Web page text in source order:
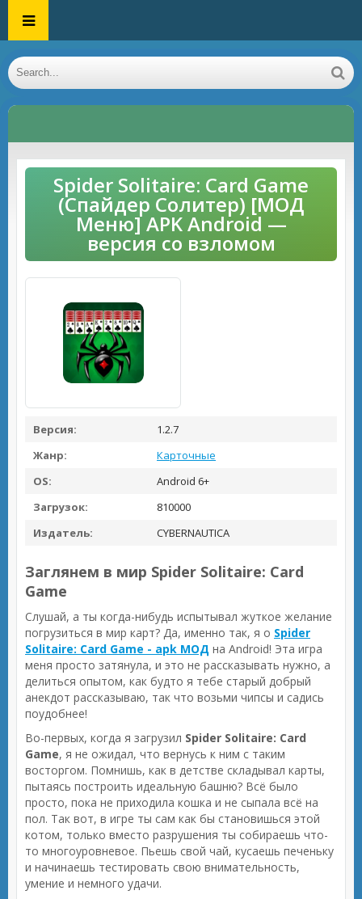
Spider Solitaire: Card Game
(Спайдер Солитер) [МОД
Меню] APK Android —
версия со взломом
Версия:
1.2.7
Жанр:
Карточные
OS:
Android 6+
Загрузок:
810000
Издатель:
CYBERNAUTICA
Заглянем в мир Spider Solitaire: Card
Game
Слушай, а ты когда-нибудь испытывал жуткое желание
погрузиться в мир карт? Да, именно так, я о Spider
Solitaire: Card Game - apk МОД на Android! Эта игра
меня просто затянула, и это не рассказывать нужно, а
делиться опытом, как будто я тебе старый добрый
анекдот рассказываю, так что возьми чипсы и садись
поудобнее!
Во-первых, когда я загрузил Spider Solitaire: Card
Game, я не ожидал, что вернусь к ним с таким
восторгом. Помнишь, как в детстве складывал карты,
пытаясь построить идеальную башню? Всё было
просто, пока не приходила кошка и не сыпала всё на
пол. Так вот, в игре ты сам как бы становишься этой
котом, только вместо разрушения ты собираешь что-
то многоуровневое. Пьешь свой чай, кусаешь печеньку
и начинаешь тестировать свою внимательность,
умение и немного удачи.